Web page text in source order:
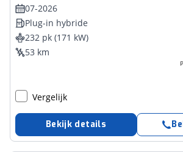
07-2026
Plug-in hybride
232 pk (171 kW)
53 km
Vergelijk
Bekijk details